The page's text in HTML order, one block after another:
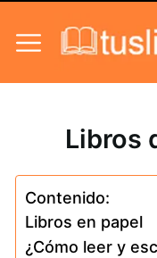
Libros
Contenido:
Libros en papel
¿Cómo leer y